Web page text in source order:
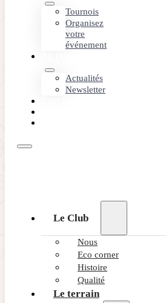
Tournois
Organisez
votre
événement
Actualités
Newsletter
Le Club
Nous
Eco corner
Histoire
Qualité
Le terrain